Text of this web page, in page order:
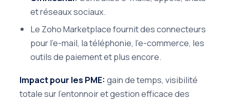
et réseaux sociaux.
Le Zoho Marketplace fournit des connecteurs
pour l'e-mail, la téléphonie, l'e-commerce, les
outils de paiement et plus encore.
Impact pour les PME: gain de temps, visibilité
totale sur l'entonnoir et gestion efficace des